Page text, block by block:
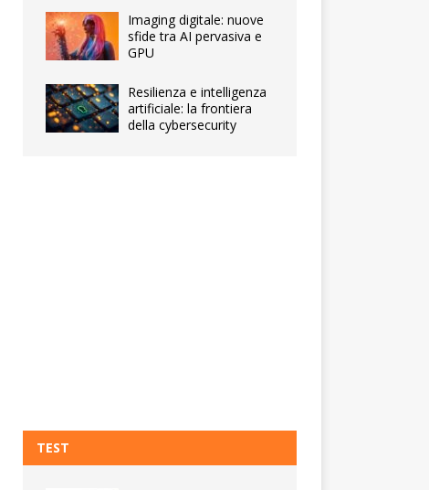
Imaging digitale: nuove
sfide tra AI pervasiva e
GPU
Resilienza e intelligenza
artificiale: la frontiera
della cybersecurity
TEST